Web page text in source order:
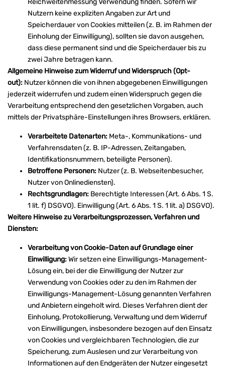
Reichweitenmessung Verwendung finden. Sofern wir
Nutzern keine expliziten Angaben zur Art und
Speicherdauer von Cookies mitteilen (z. B. im Rahmen der
Einholung der Einwilligung), sollten sie davon ausgehen,
dass diese permanent sind und die Speicherdauer bis zu
zwei Jahre betragen kann.
Allgemeine Hinweise zum Widerruf und Widerspruch (Opt-
out): Nutzer können die von ihnen abgegebenen Einwilligungen
jederzeit widerrufen und zudem einen Widerspruch gegen die
Verarbeitung entsprechend den gesetzlichen Vorgaben, auch
mittels der Privatsphäre-Einstellungen ihres Browsers, erklären.
Verarbeitete Datenarten: Meta-, Kommunikations- und
Verfahrensdaten (z. B. IP-Adressen, Zeitangaben,
Identifikationsnummern, beteiligte Personen).
Betroffene Personen: Nutzer (z. B. Webseitenbesucher,
Nutzer von Onlinediensten).
Rechtsgrundlagen: Berechtigte Interessen (Art. 6 Abs. 1 S.
1 lit. f) DSGVO). Einwilligung (Art. 6 Abs. 1 S. 1 lit. a) DSGVO).
Weitere Hinweise zu Verarbeitungsprozessen, Verfahren und
Diensten:
Verarbeitung von Cookie-Daten auf Grundlage einer
Einwilligung:Wir setzen eine Einwilligungs-Management-
Lösung ein, bei der die Einwilligung der Nutzer zur
Verwendung von Cookies oder zu den im Rahmen der
Einwilligungs-Management-Lösung genannten Verfahren
und Anbietern eingeholt wird. Dieses Verfahren dient der
Einholung, Protokollierung, Verwaltung und dem Widerruf
von Einwilligungen, insbesondere bezogen auf den Einsatz
von Cookies und vergleichbaren Technologien, die zur
Speicherung, zum Auslesen und zur Verarbeitung von
Informationen auf den Endgeräten der Nutzer eingesetzt